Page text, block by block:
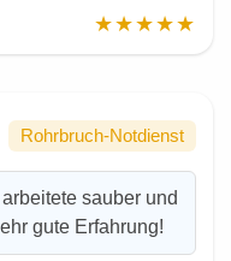
★★★★★
Rohrbruch-Notdienst
sauber und
gute Erfahrung!